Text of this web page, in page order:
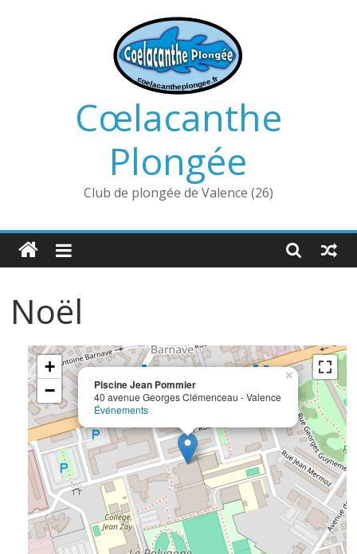
Cœlacanthe
Plongée
Club de plongée de Valence (26)
Noël
Piscine Jean Pommier
40 avenue Georges Clémenceau - Valence
Événements
×
+
−